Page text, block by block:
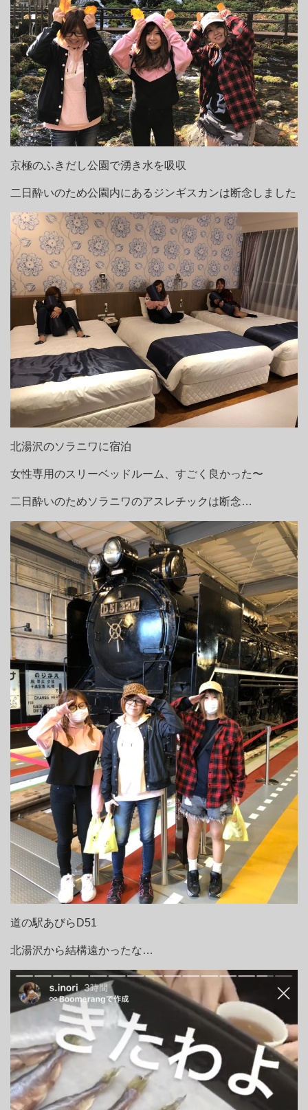
京極のふきだし公園で湧き水を吸収
二日酔いのため公園内にあるジンギスカンは断念しました
北湯沢のソラニワに宿泊
女性専用のスリーベッドルーム、すごく良かった〜
二日酔いのためソラニワのアスレチックは断念…
道の駅あびらD51
北湯沢から結構遠かったな…